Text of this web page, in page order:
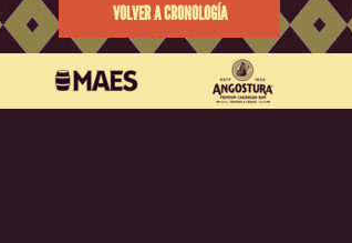
VOLVER A CRONOLOGÍA